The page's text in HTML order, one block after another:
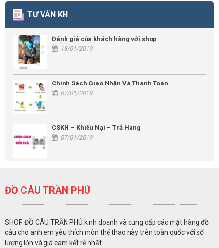
TƯ VẤN KH
Đánh giá của khách hàng với shop
15/01/2019
Chính Sách Giao Nhận Và Thanh Toán
07/01/2019
CSKH – Khiếu Nại – Trả Hàng
07/01/2019
ĐỒ CÂU TRẦN PHÚ
SHOP ĐỒ CÂU TRẦN PHÚ kinh doanh và cung cấp các mặt hàng đồ
câu cho anh em yêu thích môn thể thao này trên toàn quốc với số
lượng lớn và giá cam kết rẻ nhất.